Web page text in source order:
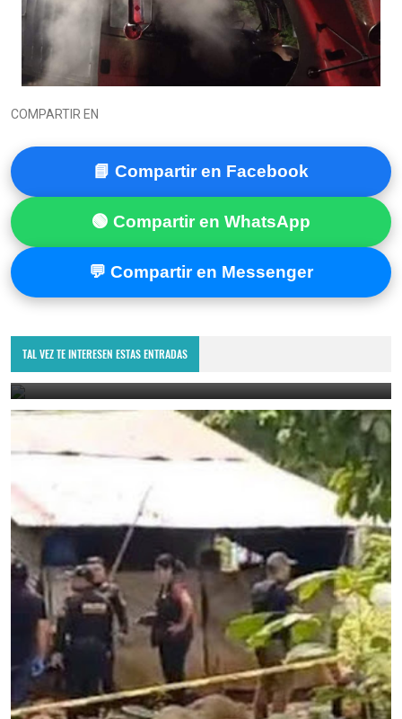
COMPARTIR EN
📘 Compartir en Facebook
🟢 Compartir en WhatsApp
💬 Compartir en Messenger
TAL VEZ TE INTERESEN ESTAS ENTRADAS
ATENCIÓN, VECINOS DE LA UNIÓN, ZACAPA
August 7, 2026